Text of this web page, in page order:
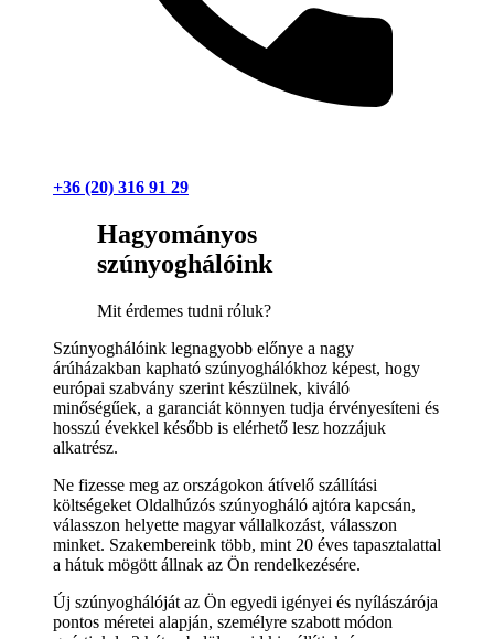
+36 (20) 316 91 29
Hagyományos
szúnyoghálóink
Mit érdemes tudni róluk?
Szúnyoghálóink legnagyobb előnye a nagy
árúházakban kapható szúnyoghálókhoz képest, hogy
európai szabvány szerint készülnek, kiváló
minőségűek, a garanciát könnyen tudja érvényesíteni és
hosszú évekkel később is elérhető lesz hozzájuk
alkatrész.
Ne fizesse meg az országokon átívelő szállítási
költségeket Oldalhúzós szúnyogháló ajtóra kapcsán,
válasszon helyette magyar vállalkozást, válasszon
minket. Szakembereink több, mint 20 éves tapasztalattal
a hátuk mögött állnak az Ön rendelkezésére.
Új szúnyoghálóját az Ön egyedi igényei és nyílászárója
pontos méretei alapján, személyre szabott módon